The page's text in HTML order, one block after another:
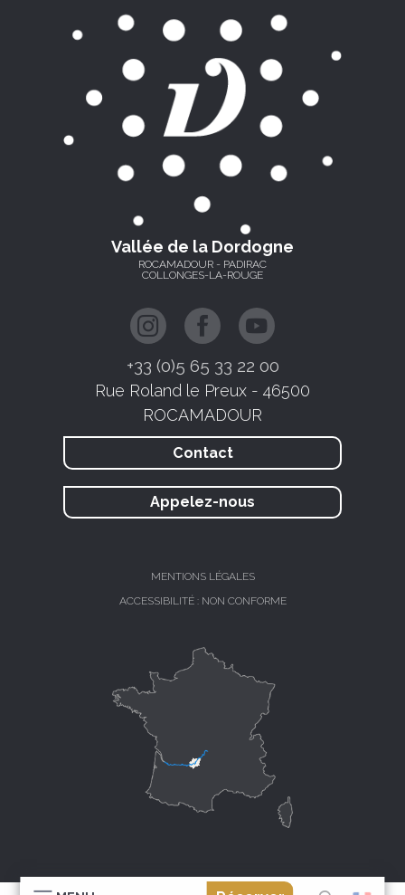
Vallée de la Dordogne
ROCAMADOUR - PADIRAC
COLLONGES-LA-ROUGE
+33 (0)5 65 33 22 00
Rue Roland le Preux - 46500
ROCAMADOUR
Contact
Appelez-nous
MENTIONS LÉGALES
ACCESSIBILITÉ : NON CONFORME